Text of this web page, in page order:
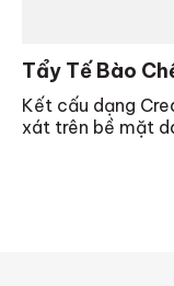
Tẩy Tế Bào
Kết cấu dạng
xát trên bề mặt